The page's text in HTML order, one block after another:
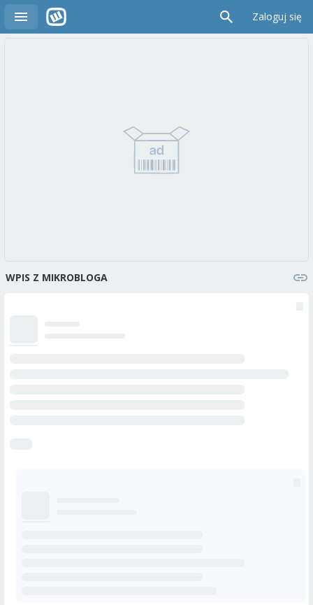
Zaloguj się
WPIS Z MIKROBLOGA